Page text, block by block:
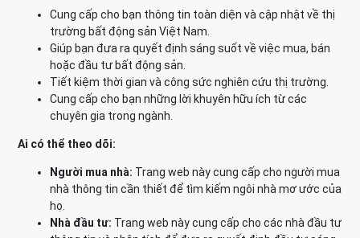
Cung cấp cho bạn thông tin toàn diện và cập nhật về thị
trường bất động sản Việt Nam.
Giúp bạn đưa ra quyết định sáng suốt về việc mua, bán
hoặc đầu tư bất động sản.
Tiết kiệm thời gian và công sức nghiên cứu thị trường.
Cung cấp cho bạn những lời khuyên hữu ích từ các
chuyên gia trong ngành.
Ai có thể theo dõi:
Người mua nhà: Trang web này cung cấp cho người mua
nhà thông tin cần thiết để tìm kiếm ngôi nhà mơ ước của
họ.
Nhà đầu tư: Trang web này cung cấp cho các nhà đầu tư